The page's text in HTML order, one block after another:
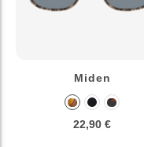
Miden
22,90 €